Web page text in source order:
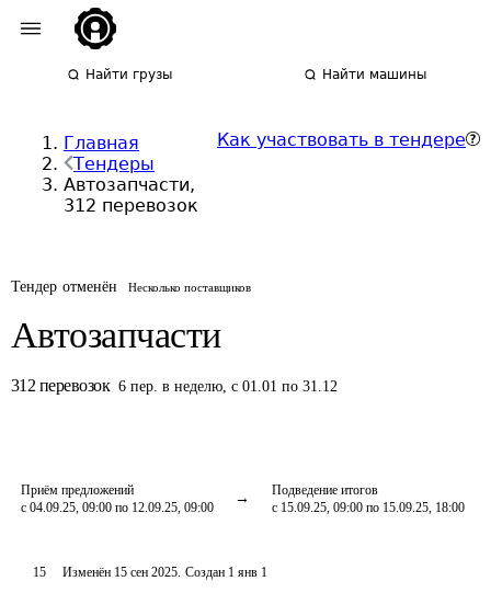
Найти грузы Найти машины
Главная
Тендеры
Автозапчасти,
312 перевозок
Как участвовать в тендере
Тендер отменён Несколько поставщиков
Автозапчасти
312 перевозок 6 пер. в неделю,с 01.01 по 31.12
Приём предложений
с 04.09.25, 09:00 по 12.09.25, 09:00
Подведение итогов
с 15.09.25, 09:00 по 15.09.25, 18:00
15 Изменён 15 сен 2025. Создан 1 янв 1